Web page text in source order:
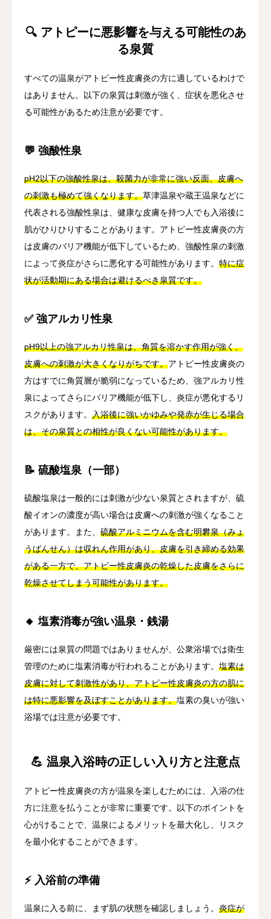
🔍 アトピーに悪影響を与える可能性のあ
る泉質
すべての温泉がアトピー性皮膚炎の方に適しているわけで
はありません。以下の泉質は刺激が強く、症状を悪化させ
る可能性があるため注意が必要です。
💬 強酸性泉
pH2以下の強酸性泉は、殺菌力が非常に強い反面、皮膚へ
の刺激も極めて強くなります。草津温泉や蔵王温泉などに
代表される強酸性泉は、健康な皮膚を持つ人でも入浴後に
肌がひりひりすることがあります。アトピー性皮膚炎の方
は皮膚のバリア機能が低下しているため、強酸性泉の刺激
によって炎症がさらに悪化する可能性があります。 特に症
状が活動期にある場合は避けるべき泉質です。
✅ 強アルカリ性泉
pH9以上の強アルカリ性泉は、角質を溶かす作用が強く、
皮膚への刺激が大きくなりがちです。アトピー性皮膚炎の
方はすでに角質層が脆弱になっているため、強アルカリ性
泉によってさらにバリア機能が低下し、炎症が悪化するリ
スクがあります。 入浴後に強いかゆみや発赤が生じる場合
は、その泉質との相性が良くない可能性があります。
📝 硫酸塩泉（一部）
硫酸塩泉は一般的には刺激が少ない泉質とされますが、硫
酸イオンの濃度が高い場合は皮膚への刺激が強くなること
があります。また、 硫酸アルミニウムを含む明礬泉（みょ
うばんせん）は収れん作用があり、皮膚を引き締める効果
がある一方で、アトピー性皮膚炎の乾燥した皮膚をさらに
乾燥させてしまう可能性があります。
🔸 塩素消毒が強い温泉・銭湯
厳密には泉質の問題ではありませんが、公衆浴場では衛生
管理のために塩素消毒が行われることがあります。 塩素は
皮膚に対して刺激性があり、アトピー性皮膚炎の方の肌に
は特に悪影響を及ぼすことがあります。塩素の臭いが強い
浴場では注意が必要です。
💪 温泉入浴時の正しい入り方と注意点
アトピー性皮膚炎の方が温泉を楽しむためには、入浴の仕
方に注意を払うことが非常に重要です。以下のポイントを
心がけることで、温泉によるメリットを最大化し、リスク
を最小化することができます。
⚡ 入浴前の準備
温泉に入る前に、まず肌の状態を確認しましょう。 炎症が